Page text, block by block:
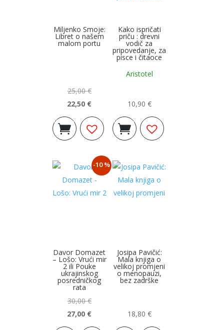
Miljenko Smoje:
Libret o našem
malom portu
25,00€
Izvorna
cijena
bila
25,00 €.
22,50 €
Trenutna
cijena
je:
22,50 €.
Dodaj u
košaricu
Kako ispričati
priču : drevni
vodič za
pripovedanje, za
pisce i čitaoce
Aristotel
10,90 €
Dodaj u
košaricu
-10 %
Davor Domazet
– Lošo: Vrući mir
2 ili Pouke
ukrajinskog
posredničkog
rata
30,00€
Izvorna
27,00 €
Trenutna
Josipa Pavičić:
Mala knjiga o
velikoj promjeni
o menopauzi,
bez zadrške
18,80 €